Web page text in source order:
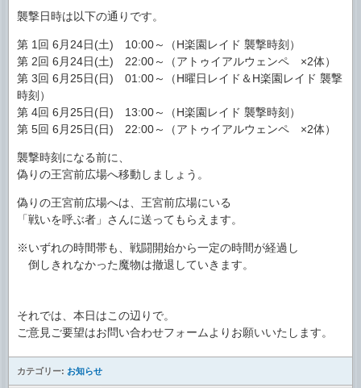
襲撃日時は以下の通りです。
第 1回 6月24日(土) 10:00～（H楽園レイド 襲撃時刻）
第 2回 6月24日(土) 22:00～（アトゥイアルウェンペ ×2体）
第 3回 6月25日(日) 01:00～（H曜日レイド＆H楽園レイド 襲撃
時刻）
第 4回 6月25日(日) 13:00～（H楽園レイド 襲撃時刻）
第 5回 6月25日(日) 22:00～（アトゥイアルウェンペ ×2体）
襲撃時刻になる前に、
偽りの王宮前広場へ移動しましょう。
偽りの王宮前広場へは、王宮前広場にいる
「戦いを呼ぶ者」さんに送ってもらえます。
※いずれの時間帯も、戦闘開始から一定の時間が経過し
倒しきれなかった魔物は撤退していきます。
それでは、本日はこの辺りで。
ご意見ご要望はお問い合わせフォームよりお願いいたします。
カテゴリー: お知らせ